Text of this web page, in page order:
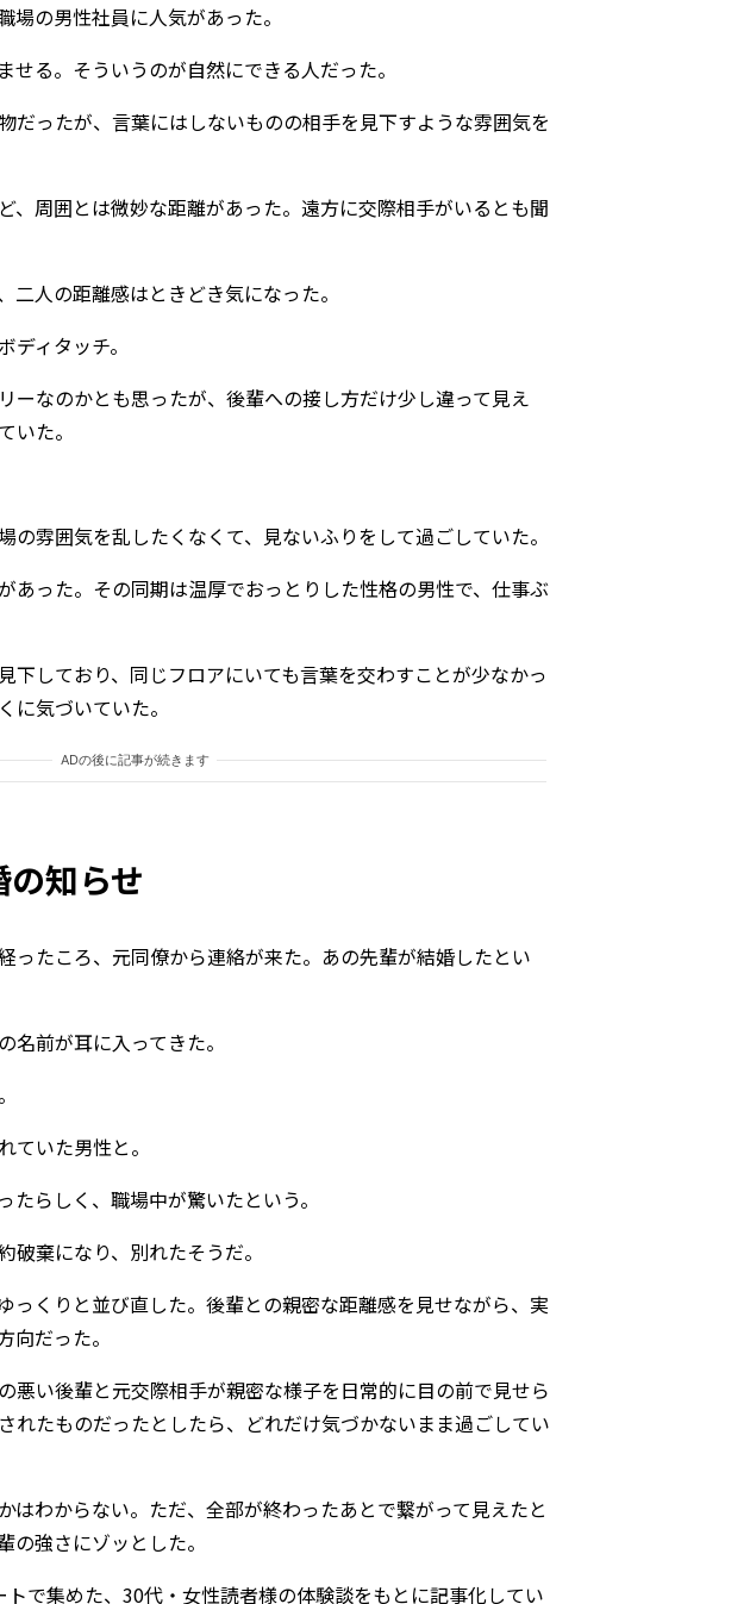
の男性社員に人気があった。
せる。そういうのが自然にできる人だった。
だったが、言葉にはしないものの相手を見下すような雰囲気を
、周囲とは微妙な距離があった。遠方に交際相手がいるとも聞
人の距離感はときどき気になった。
ィタッチ。
ーなのかとも思ったが、後輩への接し方だけ少し違って見え
いた。
の雰囲気を乱したくなくて、見ないふりをして過ごしていた。
あった。その同期は温厚でおっとりした性格の男性で、仕事ぶ
下しており、同じフロアにいても言葉を交わすことが少なかっ
に気づいていた。
ADの後に記事が続きます
知らせ
ったころ、元同僚から連絡が来た。あの先輩が結婚したとい
前が耳に入ってきた。
ていた男性と。
らしく、職場中が驚いたという。
棄になり、別れたそうだ。
っくりと並び直した。後輩との親密な距離感を見せながら、実
向だった。
悪い後輩と元交際相手が親密な様子を日常的に目の前で見せら
れたものだったとしたら、どれだけ気づかないまま過ごしてい
はわからない。ただ、全部が終わったあとで繋がって見えたと
の強さにゾッとした。
で集めた、30代・女性読者様の体験談をもとに記事化してい